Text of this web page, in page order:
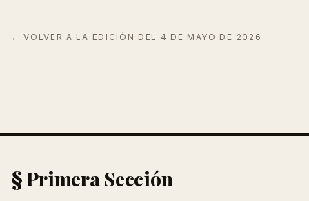
← VOLVER A LA EDICIÓN DEL 4 DE MAYO DE 2026
§ Primera Sección